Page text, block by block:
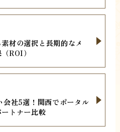
材の選択と長期的なメ
ROI）
社5選！関西でポータル
トナー比較